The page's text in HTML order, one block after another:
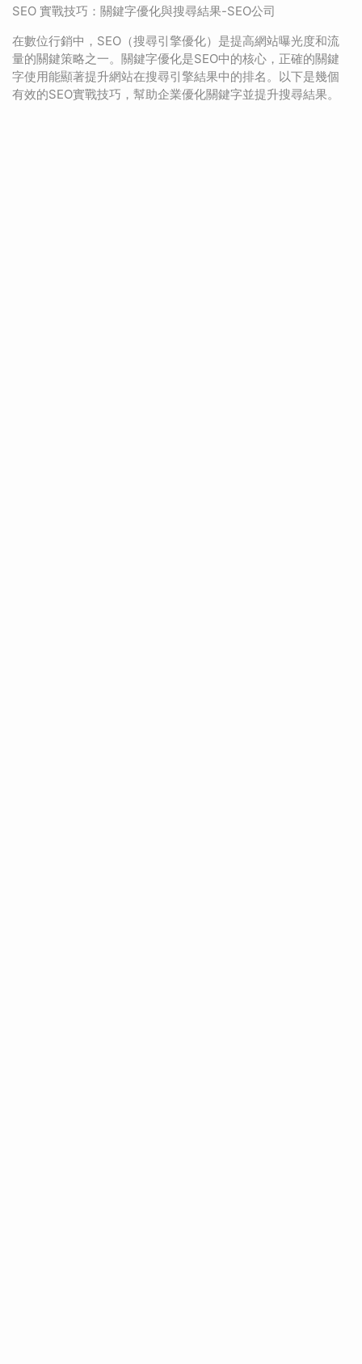
SEO 實戰技巧：關鍵字優化與搜尋結果-SEO公司
在數位行銷中，SEO（搜尋引擎優化）是提高網站曝光度和流
量的關鍵策略之一。關鍵字優化是SEO中的核心，正確的關鍵
字使用能顯著提升網站在搜尋引擎結果中的排名。以下是幾個
有效的SEO實戰技巧，幫助企業優化關鍵字並提升搜尋結果。